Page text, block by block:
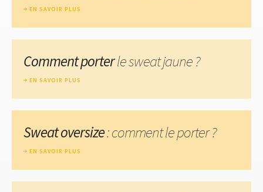
EN SAVOIR PLUS
Comment porterle sweat jaune ?
EN SAVOIR PLUS
Sweat oversize: comment le porter ?
EN SAVOIR PLUS